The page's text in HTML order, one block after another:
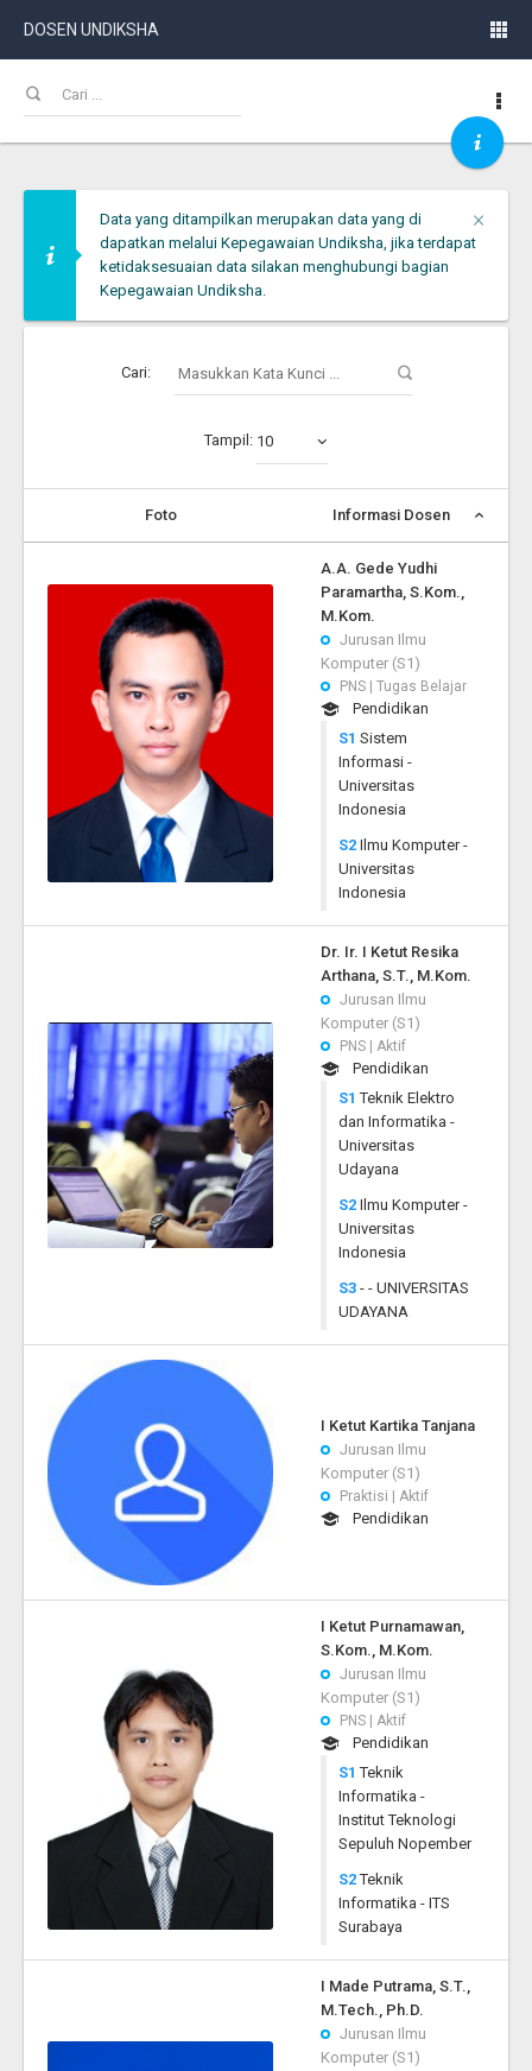
DOSEN UNDIKSHA
×
Data yang ditampilkan merupakan data yang di
dapatkan melalui Kepegawaian Undiksha, jika terdapat
ketidaksesuaian data silakan menghubungi bagian
Kepegawaian Undiksha.
Cari:
Tampil: 10
Foto Informasi Dosen
A.A. Gede Yudhi
Paramartha, S.Kom.,
M.Kom.
Jurusan Ilmu
Komputer (S1)
PNS | Tugas Belajar
Pendidikan
S1 Sistem
Informasi -
Universitas
Indonesia
S2 Ilmu Komputer -
Universitas
Indonesia
Dr. Ir. I Ketut Resika
Arthana, S.T., M.Kom.
Jurusan Ilmu
Komputer (S1)
PNS | Aktif
Pendidikan
S1 Teknik Elektro
dan Informatika -
Universitas
Udayana
S2 Ilmu Komputer -
Universitas
Indonesia
S3 - - UNIVERSITAS
UDAYANA
I Ketut Kartika Tanjana
Jurusan Ilmu
Komputer (S1)
Praktisi | Aktif
Pendidikan
I Ketut Purnamawan,
S.Kom., M.Kom.
Jurusan Ilmu
Komputer (S1)
PNS | Aktif
Pendidikan
S1 Teknik
Informatika -
Institut Teknologi
Sepuluh Nopember
S2Teknik
Informatika - ITS
Surabaya
I Made Putrama, S.T.,
M.Tech., Ph.D.
Jurusan Ilmu
Komputer (S1)